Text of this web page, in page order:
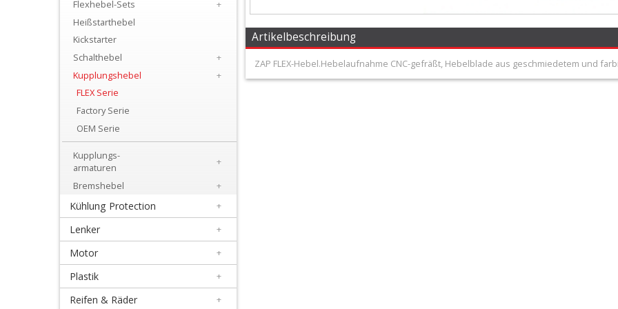
Schmierstoffe
Armaturen
Flexhebel-
Heißstarthebel
Flexhebel-Sets
+
Heißstarthebel
Kickstarter
Schalthebel
+
Kupplungshebel
+
FLEX Serie
Factory Serie
OEM Serie
Kupplungs-
armaturen
+
Bremshebel
+
Kühlung Protection +
Lenker +
Motor +
Plastik +
Reifen & Räder +
Artikelbeschreibung
ZAP FLEX-Hebel.Hebelaufnahme CNC-gefräßt, Hebelblade aus geschmiedetem und